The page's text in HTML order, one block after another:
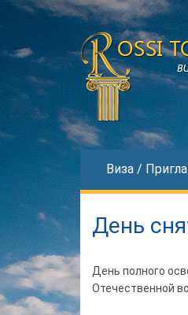
Виза /
День
День полного
Отечественной